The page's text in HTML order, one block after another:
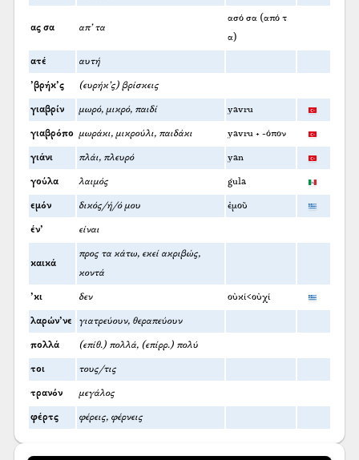
ας σα απ’ τα
ασό σα (από τ
α)
ατέ αυτή
’βρήκ’ς (ευρήκ’ς) βρίσκεις
γιαβρίν μωρό, μικρό, παιδί yavru
γιαβρόπο μωράκι, μικρούλι, παιδάκι yavru + -όπον
γιάνι πλάι, πλευρό yan
γούλα λαιμός gula
εμόν δικός/ή/ό μου ἐμοῦ
έν’ είναι
καικά
προς τα κάτω, εκεί ακριβώς,
κοντά
’κι δεν οὐκί<οὐχί
λαρών’νε γιατρεύουν, θεραπεύουν
πολλά (επίθ.) πολλά, (επίρρ.) πολύ
τοι τους/τις
τρανόν μεγάλος
φέρτς φέρεις, φέρνεις